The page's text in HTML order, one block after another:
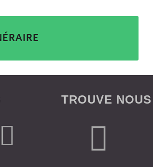
TROUVE NOUS